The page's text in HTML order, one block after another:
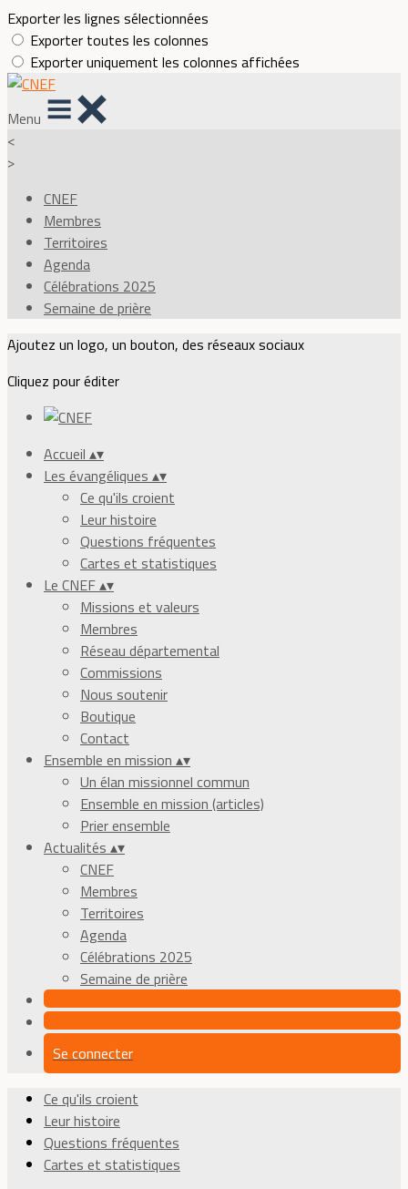
Exporter les lignes sélectionnées
Exporter toutes les colonnes
Exporter uniquement les colonnes affichées
Menu
<
>
CNEF
Membres
Territoires
Agenda
Célébrations 2025
Semaine de prière
Ajoutez un logo, un bouton, des réseaux sociaux
Cliquez pour éditer
Accueil ▴▾
Les évangéliques ▴▾
Ce qu'ils croient
Leur histoire
Questions fréquentes
Cartes et statistiques
Le CNEF▴▾
Missions et valeurs
Membres
Réseau départemental
Commissions
Nous soutenir
Boutique
Contact
Ensemble en mission ▴▾
Un élan missionnel commun
Ensemble en mission (articles)
Prier ensemble
Actualités ▴▾
CNEF
Membres
Territoires
Agenda
Célébrations 2025
Semaine de prière
Se connecter
Ce qu'ils croient
Leur histoire
Questions fréquentes
Cartes et statistiques